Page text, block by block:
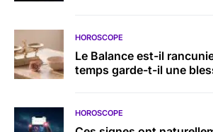
HOROSCOPE
Le Balance est-il
temps garde-t-il une
HOROSCOPE